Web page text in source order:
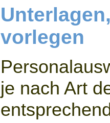
vorlegen
je nach Art